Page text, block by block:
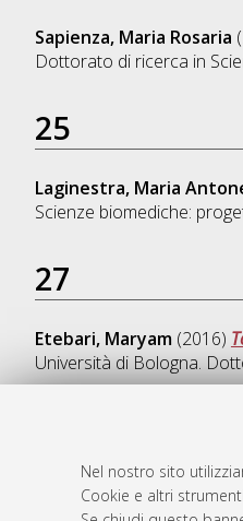
Nel nostro sito
Cookie e altri
Sapienza, Maria Rosaria
Dottorato di ricerca in
25
Laginestra, Maria
Scienze biomediche:
27
Etebari, Maryam(2016)
Università di Bologna.
Atom